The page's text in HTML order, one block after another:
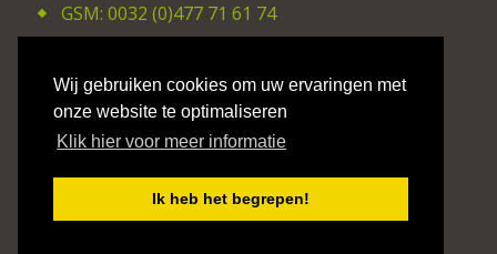
Wij gebruiken cookies om uw ervaringen met
onze website te optimaliseren
Klik hier voor meer informatie
Ik heb het begrepen!
GSM: 0032 (0)477 71 61 74
E-mail: patrick_houben@hotmail.com
©2026 CV Studio Hilaire Smits